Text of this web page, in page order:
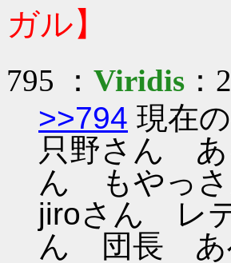
ガル】
795 ： Viridis
>>794 現在
只野さん
ん もやっ
jiroさん レ
ん 団長 あ